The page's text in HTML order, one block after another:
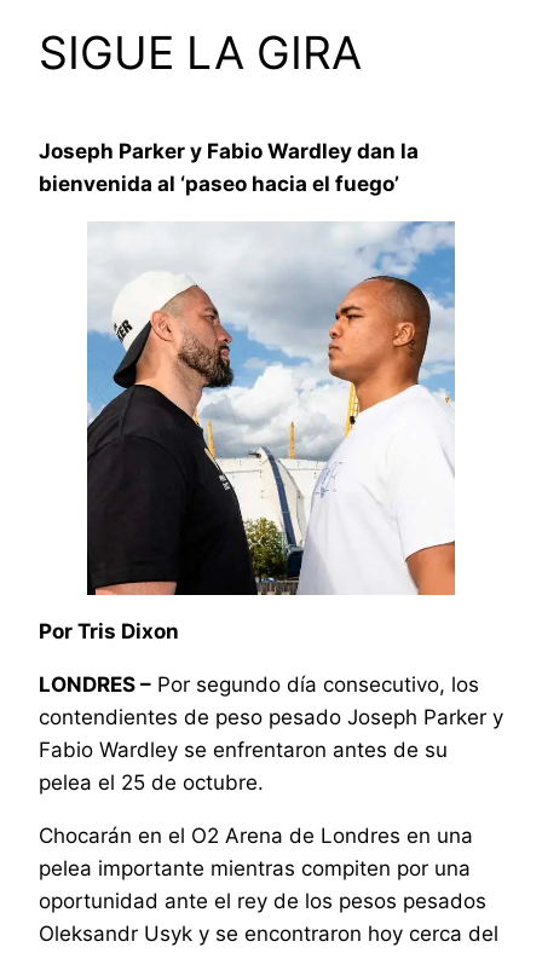
SIGUE LA GIRA
Joseph Parker y Fabio Wardley dan la
bienvenida al ‘paseo hacia el fuego’
Por Tris Dixon
LONDRES – Por segundo día consecutivo, los
contendientes de peso pesado Joseph Parker y
Fabio Wardley se enfrentaron antes de su
pelea el 25 de octubre.
Chocarán en el O2 Arena de Londres en una
pelea importante mientras compiten por una
oportunidad ante el rey de los pesos pesados ​​
Oleksandr Usyk y se encontraron hoy cerca del